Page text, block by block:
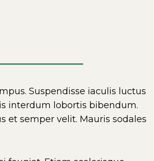
Suspendisse iaculis luctus
interdum lobortis bibendum.
et semper velit. Mauris sodales